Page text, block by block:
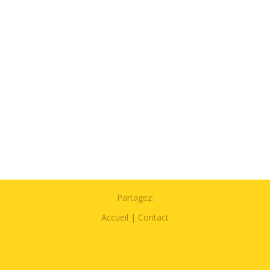
Partagez:
Accueil | Contact